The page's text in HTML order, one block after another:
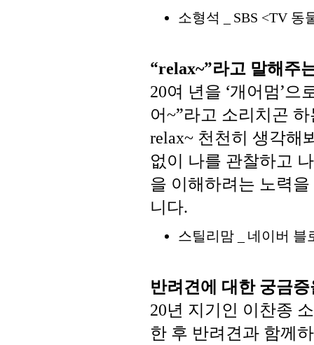
소형석
SBS <TV 동
“relax~”라고 말해주
20여 년을 ‘개어멈’으
어~”라고 소리치곤
relax~ 천천히 생각해
없이 나를 관찰하고
을 이해하려는 노력을
니다.
스틸리맘_ 네이버 블
반려견에 대한 궁금
20년 지기인 이찬종
한 후 반려견과 함께